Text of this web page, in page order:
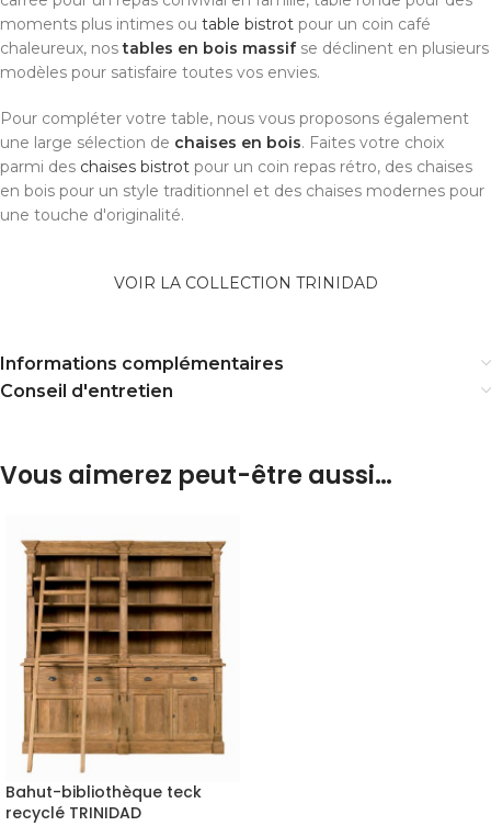
moments plus intimes ou table bistrot pour un coin café
chaleureux, nostables en bois massifse déclinent en plusieurs
modèles pour satisfaire toutes vos envies.
Pour compléter votre table, nous vous proposons également
une large sélection de chaises en bois. Faites votre choix
parmi des chaises bistrot pour un coin repas rétro, des chaises
en bois pour un style traditionnel et des chaises modernes pour
une touche d'originalité.
VOIR LA COLLECTION TRINIDAD
Informations complémentaires
Conseil d'entretien
Vous aimerez peut-être aussi…
Bahut-bibliothèque teck
recyclé TRINIDAD